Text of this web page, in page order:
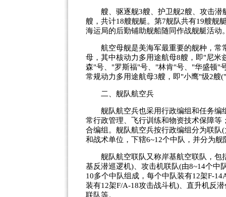
艘、驱逐舰3艘、护卫舰2艘、攻击潜
艘，共计18艘舰艇。第7舰队共有19艘舰
海运局的后勤铺助舰船随同作战舰艇活动
航空母舰是美海军最重要的舰种，常
母，其中核动力多用途航母8艘，即"尼米
森"号、"罗斯福"号、"林肯"号、"华盛顿"
常规动力多用途航母3艘，即"小鹰"级2
二、舰队航空兵
舰队航空兵也采用行政编组和任务编
常行政管理、飞行训练和物资技术保障
合编组。舰队航空兵按行政编组分为联
和战术单位，下辖6~12个中队，并分为
舰队航空联队又称岸基航空联队，包
基反潜巡逻机)、攻击机联队(由8~14个中
10多个中队组成，每个中队装有12架F-
装有12架F/A-18攻击战斗机)、直升机反
联队等。